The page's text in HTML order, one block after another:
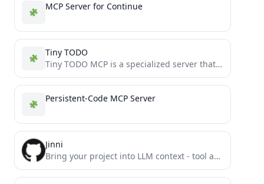
MCP Server for Continue
Tiny TODO
Tiny TODO MCP is a specialized server that implements the Model Context Protocol (MCP), allowing AI assistants to...
Persistent-Code MCP Server
Jinni
Bring your project into LLM context - tool and MCP server